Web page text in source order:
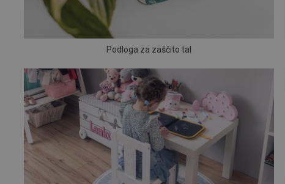
Podloga za zaščito tal